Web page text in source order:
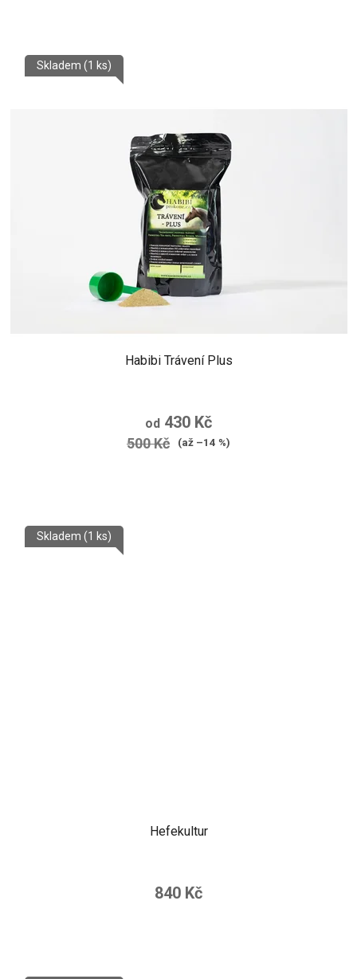
Habibi Trávení Plus
Skladem (1 ks)
od 430 Kč
500 Kč (až –14 %)
Hefekultur
Skladem (1 ks)
840 Kč